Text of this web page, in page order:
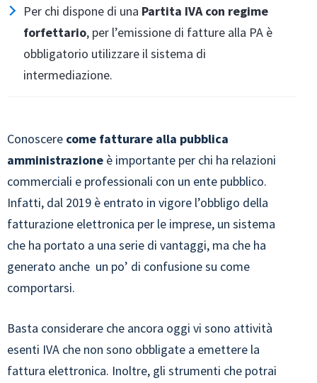
Per chi dispone di una Partita IVA con regime
forfettario, per l’emissione di fatture alla PA è
obbligatorio utilizzare il sistema di
intermediazione.
Conoscere come fatturare alla pubblica
amministrazione è importante per chi ha relazioni
commerciali e professionali con un ente pubblico.
Infatti, dal 2019 è entrato in vigore l’obbligo della
fatturazione elettronica per le imprese, un sistema
che ha portato a una serie di vantaggi, ma che ha
generato anche un po’ di confusione su come
comportarsi.
Basta considerare che ancora oggi vi sono attività
esenti IVA che non sono obbligate a emettere la
fattura elettronica. Inoltre, gli strumenti che potrai